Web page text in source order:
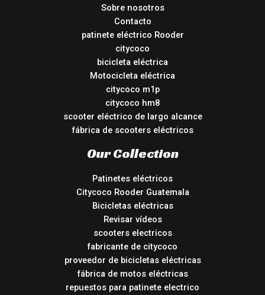
Sobre nosotros
Contacto
patinete eléctrico Rooder
citycoco
bicicleta eléctrica
Motocicleta eléctrica
citycoco m1p
citycoco hm8
scooter eléctrico de largo alcance
fábrica de scooters eléctricos
Our Collection
Patinetes eléctricos
Citycoco Rooder Guatemala
Bicicletas eléctricas
Revisar vídeos
scooters electricos
fabricante de citycoco
proveedor de bicicletas eléctricas
fábrica de motos eléctricas
repuestos para patinete electrico